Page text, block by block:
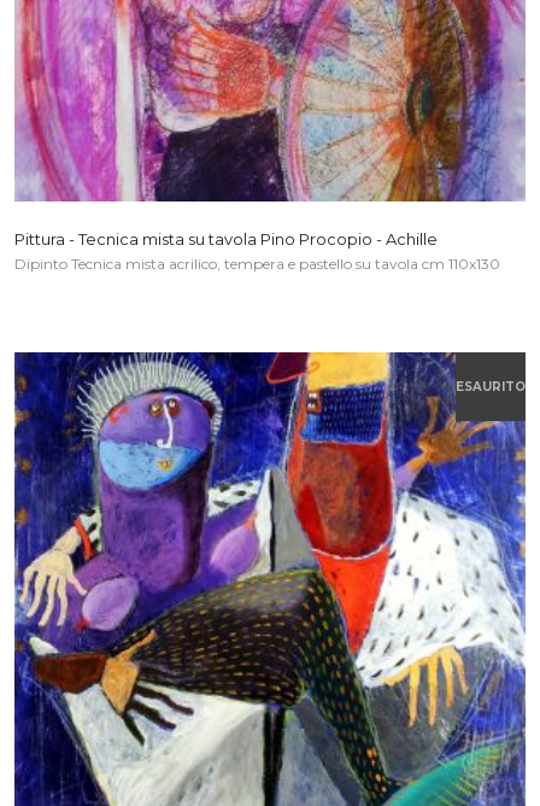
Pittura - Tecnica mista su tavola Pino Procopio - Achille
Dipinto Tecnica mista acrilico, tempera e pastello su tavola cm 110x130
ESAURITO